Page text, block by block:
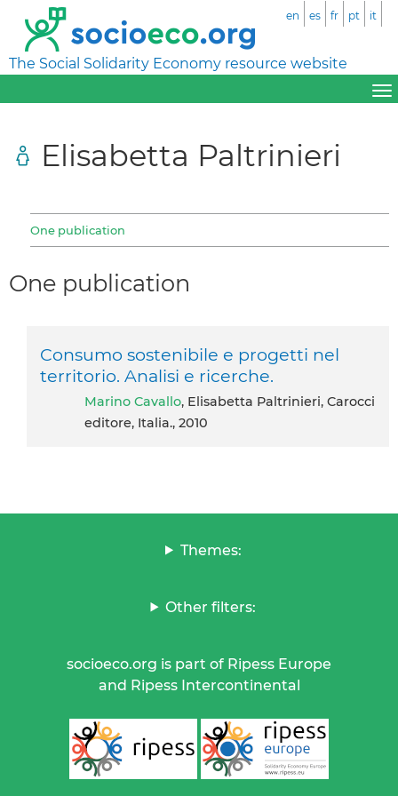
The Social Solidarity Economy resource website
en es fr pt it
Elisabetta Paltrinieri
One publication
One publication
Consumo sostenibile e progetti nel
territorio. Analisi e ricerche.
Marino Cavallo, Elisabetta Paltrinieri, Carocci
editore, Italia., 2010
Themes:
Other filters:
socioeco.org is part of Ripess Europe
and Ripess Intercontinental